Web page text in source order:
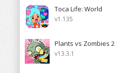
Toca Life: World
v1.135
Plants vs Zombies 2
v13.3.1